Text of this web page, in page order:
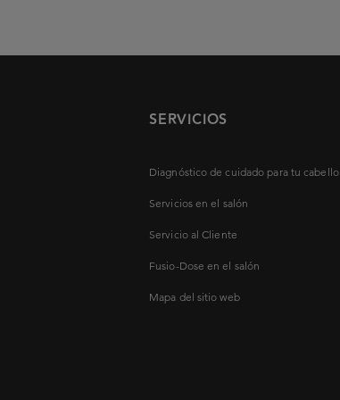
SERVICIOS
Diagnóstico de cuidado para tu cabello
Servicios en el salón
Servicio al Cliente
Fusio-Dose en el salón
Mapa del sitio web